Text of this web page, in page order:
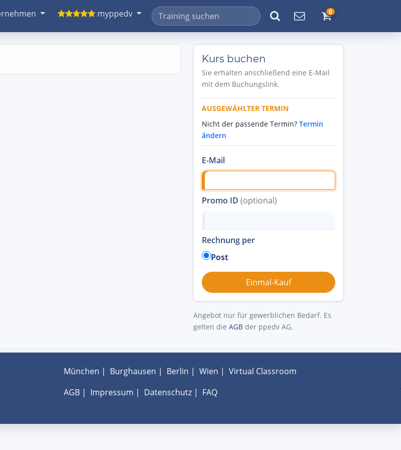
myppedv 0
Kurs buchen
Sie erhalten anschließend eine E-Mail
mit dem Buchungslink.
AUSGEWÄHLTER TERMIN
Nicht der passende Termin? Termin
ändern
E-Mail
Promo ID (optional)
Rechnung per
Post
Angebot nur für gewerblichen Bedarf. Es
gelten die AGB der ppedv AG.
München | Burghausen | Berlin | Wien | Virtual Classroom
AGB| Impressum | Datenschutz| FAQ